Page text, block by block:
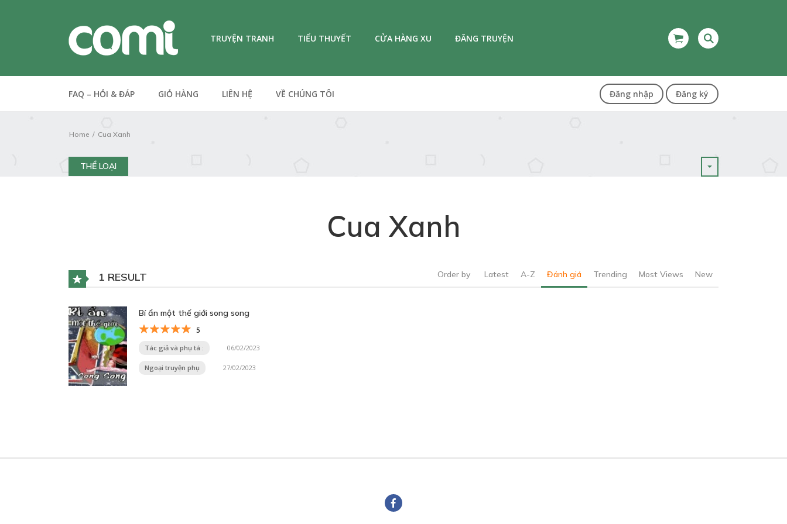
TRUYỆN TRANH TIỂU THUYẾT CỬA HÀNG XU ĐĂNG TRUYỆN
FAQ – HỎI & ĐÁP GIỎ HÀNG LIÊN HỆ VỀ CHÚNG TÔI Đăng nhập Đăng ký
Home Cua Xanh
THỂ LOẠI
Cua Xanh
1 RESULT Order by Latest A-Z Đánh giá Trending Most Views New
Bí ẩn một thế giới song song
5
Tác giả và phụ tá : 06/02/2023
Ngoại truyện phụ 27/02/2023